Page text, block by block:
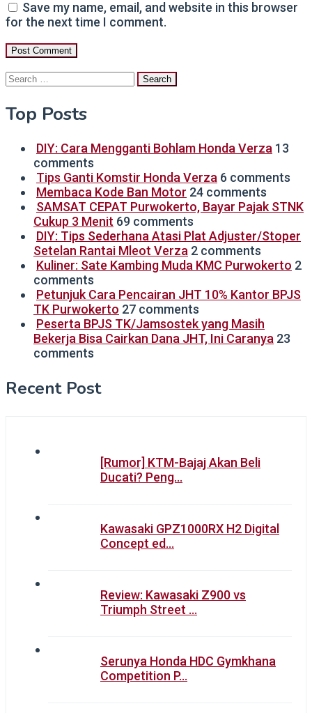
Save my name, email, and website in this browser
for the next time I comment.
Search
Top Posts
DIY: Cara Mengganti Bohlam Honda Verza 13
comments
Tips Ganti Komstir Honda Verza 6 comments
Membaca Kode Ban Motor 24 comments
SAMSAT CEPAT Purwokerto, Bayar Pajak STNK
Cukup 3 Menit 69 comments
DIY: Tips Sederhana Atasi Plat Adjuster/Stoper
Setelan Rantai Mleot Verza 2 comments
Kuliner: Sate Kambing Muda KMC Purwokerto 2
comments
Petunjuk Cara Pencairan JHT 10% Kantor BPJS
TK Purwokerto 27 comments
Peserta BPJS TK/Jamsostek yang Masih
Bekerja Bisa Cairkan Dana JHT, Ini Caranya 23
comments
Recent Post
[Rumor] KTM-Bajaj Akan Beli
Ducati? Peng…
Kawasaki GPZ1000RX H2 Digital
Concept ed…
Review: Kawasaki Z900 vs
Triumph Street …
Serunya Honda HDC Gymkhana
Competition P…